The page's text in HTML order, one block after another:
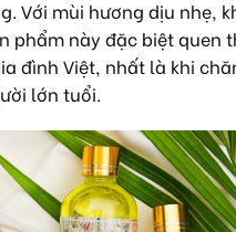
Với mùi hương dịu nhẹ,
phẩm này đặc biệt quen
đình Việt, nhất là khi
lớn tuổi.